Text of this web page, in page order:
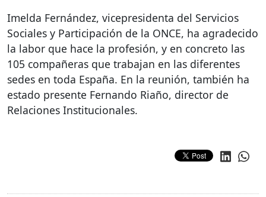
Imelda Fernández, vicepresidenta del Servicios
Sociales y Participación de la ONCE, ha agradecido
la labor que hace la profesión, y en concreto las
105 compañeras que trabajan en las diferentes
sedes en toda España. En la reunión, también ha
estado presente Fernando Riaño, director de
Relaciones Institucionales.